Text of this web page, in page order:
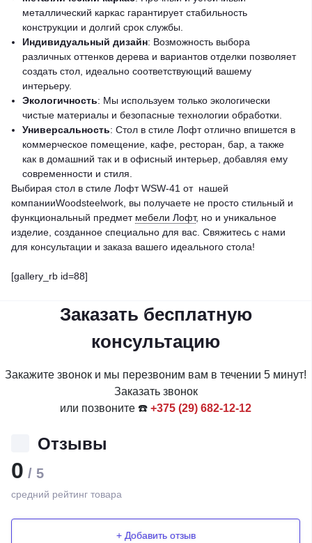
металлический каркас гарантирует стабильность
конструкции и долгий срок службы.
Индивидуальный дизайн: Возможность выбора
различных оттенков дерева и вариантов отделки позволяет
создать стол, идеально соответствующий вашему
интерьеру.
Экологичность: Мы используем только экологически
чистые материалы и безопасные технологии обработки.
Универсальность: Стол в стиле Лофт отлично впишется в
коммерческое помещение, кафе, ресторан, бар, а также
как в домашний так и в офисный интерьер, добавляя ему
современности и стиля.
Выбирая стол в стиле Лофт WSW-41 от нашей
компанииWoodsteelwork, вы получаете не просто стильный и
функциональный предмет мебели Лофт, но и уникальное
изделие, созданное специально для вас. Свяжитесь с нами
для консультации и заказа вашего идеального стола!
[gallery_rb id=88]
Заказать бесплатную
консультацию
Закажите звонок и мы перезвоним вам в течении 5 минут!
Заказать звонок
или позвоните ☎️ +375 (29) 682-12-12
Отзывы
0 / 5
средний рейтинг товара
+ Добавить отзыв